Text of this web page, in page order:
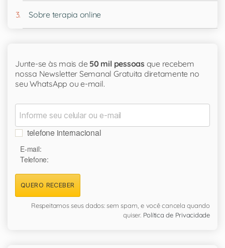
Sobre terapia online
Junte-se às mais de 50 mil pessoas que recebem
nossa Newsletter Semanal Gratuita diretamente no
seu WhatsApp ou e-mail.
telefone internacional
E-mail:
Telefone:
QUERO RECEBER
Respeitamos seus dados: sem spam, e você cancela quando
quiser. Política de Privacidade